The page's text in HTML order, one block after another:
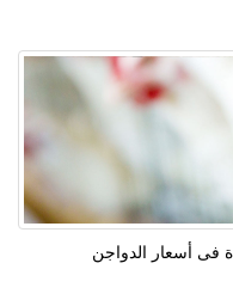
فى أسعار الدواجن